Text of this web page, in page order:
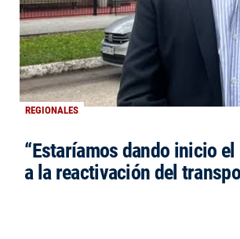
REGIONALES
“Estaríamos dando inicio
a la reactivación del